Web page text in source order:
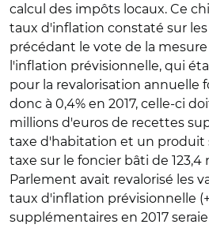
calcul des impôts locaux. Ce
taux d'inflation constaté sur
précédant le vote de la
l'inflation prévisionnelle, qui
pour la revalorisation annuelle
donc à 0,4% en 2017, celle-ci
millions d'euros de recettes
taxe d'habitation et un produit
taxe sur le foncier bâti de 123,4
Parlement avait revalorisé les
taux d'inflation prévisionnelle
supplémentaires en 2017